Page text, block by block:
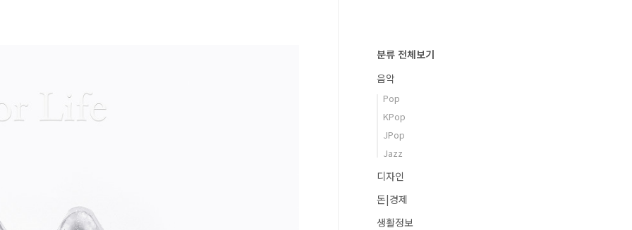
분류 전체보기
음악
Pop
KPop
JPop
Jazz
디자인
돈|경제
생활정보